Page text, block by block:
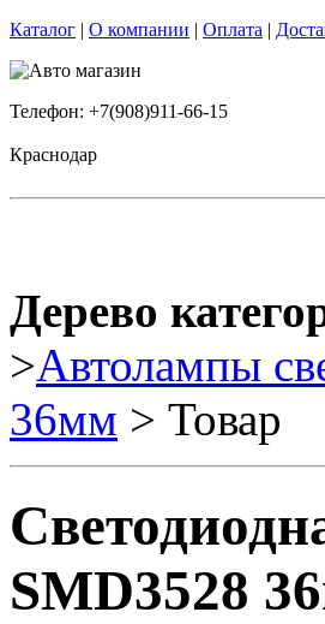
Каталог | О компании | Оплата |
Телефон: +7(908)911-66-15
Краснодар
Дерево
>Автолампы
36мм > Товар
SMD3528